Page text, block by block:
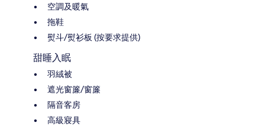
空調及暖氣
拖鞋
熨斗/熨衫板 (按要求提供)
甜睡入眠
羽絨被
遮光窗簾/窗簾
隔音客房
高級寢具